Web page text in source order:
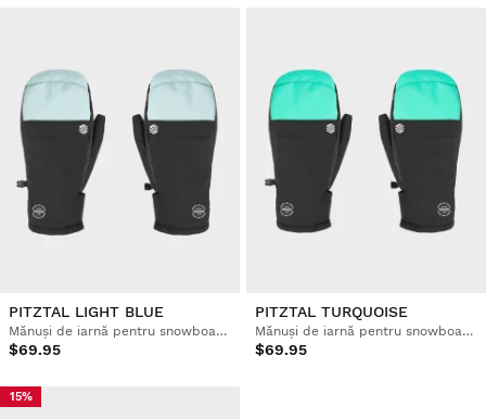
PITZTAL LIGHT BLUE
Mănuși de iarnă pentru snowboard și schi
$69.95
PITZTAL TURQUOISE
Mănuși de iarnă pentru snowboard și schi
$69.95
15%